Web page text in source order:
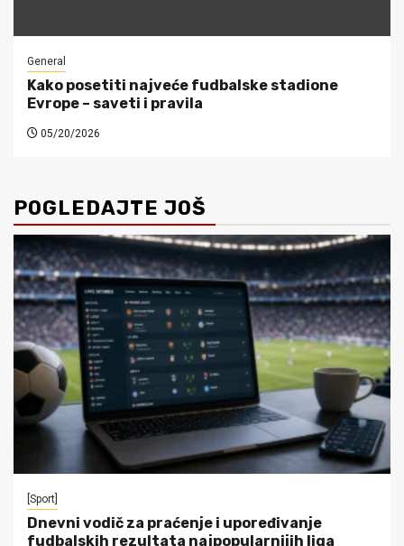
General
Kako posetiti najveće fudbalske stadione
Evrope – saveti i pravila
05/20/2026
POGLEDAJTE JOŠ
[Sport]
Dnevni vodič za praćenje i upoređivanje
fudbalskih rezultata najpopularnijih liga